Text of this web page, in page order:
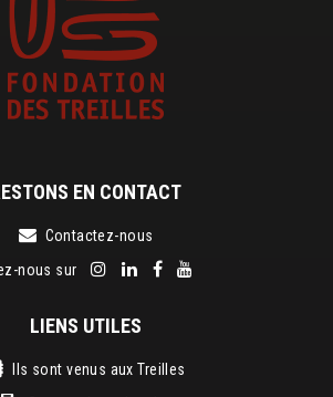
EN CONTACT
Contactez-nous
nous sur
LIENS UTILES
Ils sont venus aux Treilles